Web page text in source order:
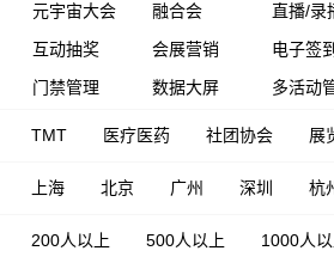
元宇宙大会
融合会 直播/录
互动抽奖
会展营销 电子签到
门禁管理
数据大屏 多活动
TMT 医疗医药 社团协会 展
上海 北京 广州 深圳 杭
200人以上 500人以上 1000人